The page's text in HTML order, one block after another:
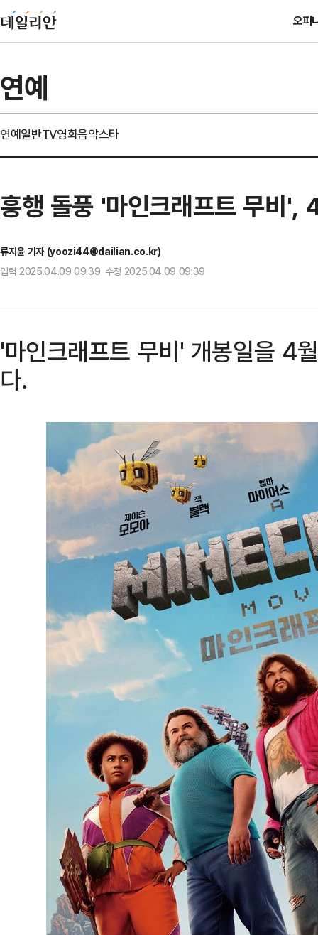
오피
연예
연예일반TV영화음악스타
흥행 돌풍 '마인크래프트 무비',
류지윤 기자 (yoozi44@dailian.co.kr)
입력 2025.04.09 09:39 수정 2025.04.09 09:39
'마인크래프트 무비' 개봉일을 4
다.